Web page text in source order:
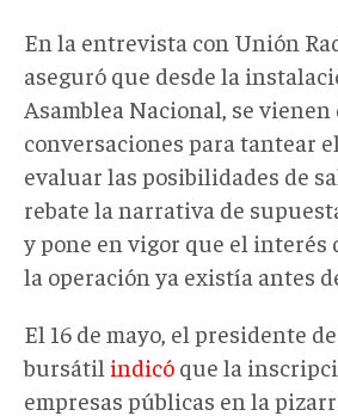
En la entrevista con Unión
aseguró que desde la
Asamblea Nacional, se vienen
conversaciones para tantear
evaluar las posibilidades de
rebate la narrativa de
y pone en vigor que el interés
la operación ya existía antes
El 16 de mayo, el presidente
bursátil indicó que la
empresas públicas en la